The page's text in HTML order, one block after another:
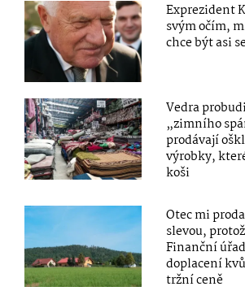
Exprezident
svým očím,
chce být asi
Vedra
„zimního
prodávají
výrobky,
koši
Otec mi
slevou,
Finanční
doplacení
tržní ceně